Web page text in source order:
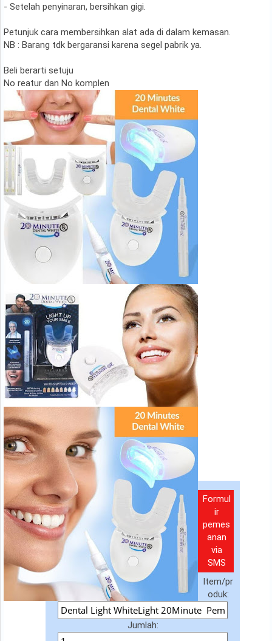
- Setelah penyinaran, bersihkan gigi.
Petunjuk cara membersihkan alat ada di dalam kemasan.
NB : Barang tdk bergaransi karena segel pabrik ya.
Beli berarti setuju
No reatur dan No komplen
Formul
ir
pemes
anan
via
SMS
Item/pr
oduk:
Jumlah: